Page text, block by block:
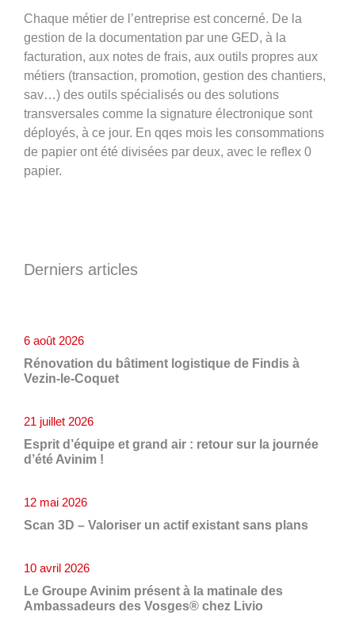
Groupe Avinim
03 29 22 30 00
Lundi au vendredi ( 8h00 – 17h00 )
Avinim Construction
03 29 29 09 97
Chaque métier de l’entreprise est concerné. De la
gestion de la documentation par une GED, à la
facturation, aux notes de frais, aux outils propres aux
métiers (transaction, promotion, gestion des chantiers,
sav…) des outils spécialisés ou des solutions
transversales comme la signature électronique sont
déployés, à ce jour. En qqes mois les consommations
de papier ont été divisées par deux, avec le reflex 0
papier.
Derniers articles
Rénovation du bâtiment logistique de Findis à
Vezin-le-Coquet
6 août 2026
Esprit d’équipe et grand air : retour sur la journée
d’été Avinim !
21 juillet 2026
Scan 3D – Valoriser un actif existant sans plans
12 mai 2026
Le Groupe Avinim présent à la matinale des
Ambassadeurs des Vosges® chez Livio
10 avril 2026